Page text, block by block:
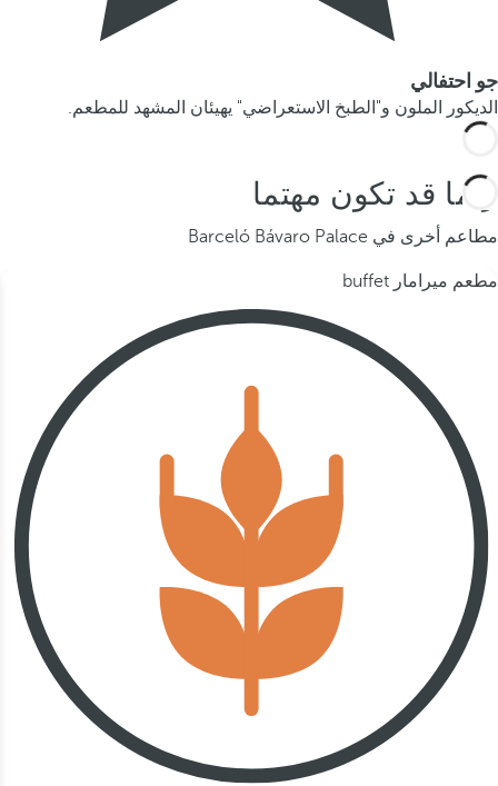
جو احتفالي
الديكور الملون و"الطبخ الاستعراضي" يهيئان المشهد للمطعم.
ربما قد تكون مهتما
مطاعم أخرى في Barceló Bávaro Palace
مطعم ميرامار buffet